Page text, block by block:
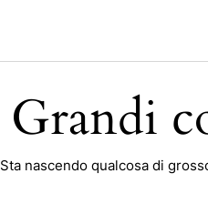
Grandi
Sta nascendo qualcosa di